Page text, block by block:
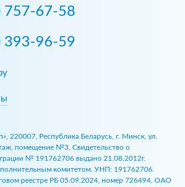
757-67-58
393-96-59
220007, Республика Беларусь, г. Минск, ул.
помещение №3. Свидетельство о
№ 191762706 выдано 21.08.2012г.
комитетом. УНП: 191762706.
реестре РБ 05.09.2024, номер 726494. ОАО